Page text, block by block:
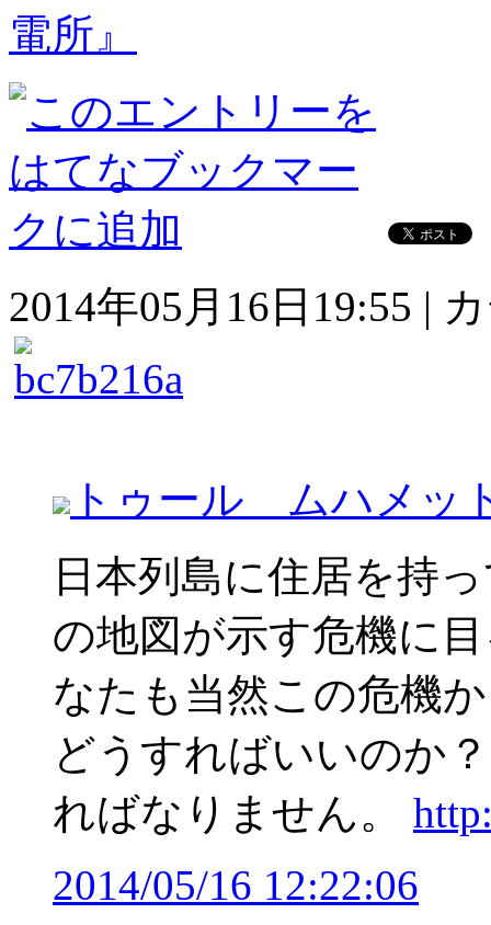
電所』
2014年05月16日19:55 |
トゥール ムハメッ
日本列島に住居を持
の地図が示す危機に
なたも当然この危機
どうすればいいのか
ればなりません。
2014/05/16 12:22:06